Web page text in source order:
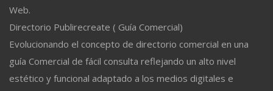
Web.
Directorio Publirecreate ( Guía Comercial)
Evolucionando el concepto de directorio comercial en una
guía Comercial de fácil consulta reflejando un alto nivel
estético y funcional adaptado a los medios digitales e